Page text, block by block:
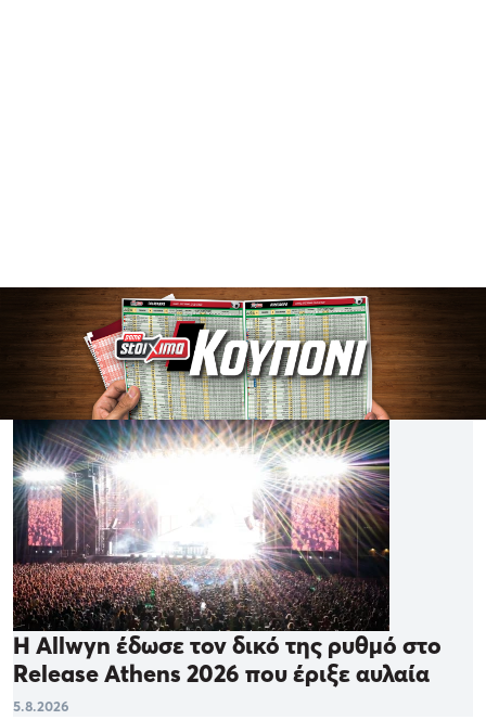
Η Allwyn έδωσε τον δικό της ρυθμό στο
Release Athens 2026 που έριξε αυλαία
5.8.2026